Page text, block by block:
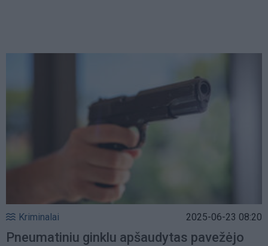
Kriminalai 2025-06-23 08:20
Pneumatiniu ginklu apšaudytas pavežėjo